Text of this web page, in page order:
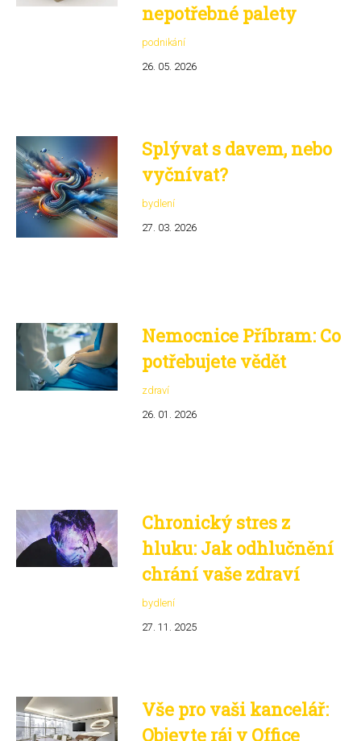
nepotřebné palety
podnikání
26. 05. 2026
Splývat s davem, nebo
vyčnívat?
bydlení
27. 03. 2026
Nemocnice Příbram: Co
potřebujete vědět
zdraví
26. 01. 2026
Chronický stres z
hluku: Jak odhlučnění
chrání vaše zdraví
bydlení
27. 11. 2025
Vše pro vaši kancelář:
Objevte ráj v Office